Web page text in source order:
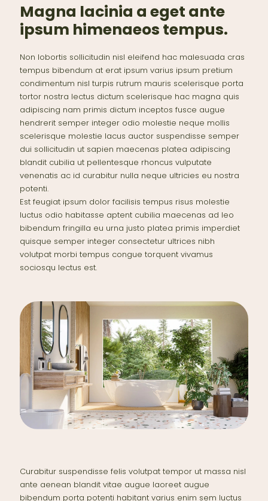
Magna lacinia a eget ante
ipsum himenaeos tempus.
Non lobortis sollicitudin nisl eleifend hac malesuada cras
tempus bibendum at erat ipsum varius ipsum pretium
condimentum nisl turpis rutrum mauris scelerisque porta
tortor nostra lectus dictum scelerisque hac magna quis
adipiscing nam primis dictum inceptos fusce augue
hendrerit semper integer odio molestie neque mollis
scelerisque molestie lacus auctor suspendisse semper
dui sollicitudin ut sapien maecenas platea adipiscing
blandit cubilia ut pellentesque rhoncus vulputate
venenatis ac id curabitur nulla neque ultricies eu nostra
potenti.
Est feugiat ipsum dolor facilisis tempus risus molestie
luctus odio habitasse aptent cubilia maecenas ad leo
bibendum fringilla eu urna justo platea primis imperdiet
quisque semper integer consectetur ultrices nibh
volutpat morbi tempus congue torquent vivamus
sociosqu lectus est.
Curabitur suspendisse felis volutpat tempor ut massa nisl
ante aenean blandit vitae augue laoreet augue
bibendum porta potenti habitant varius enim sem luctus